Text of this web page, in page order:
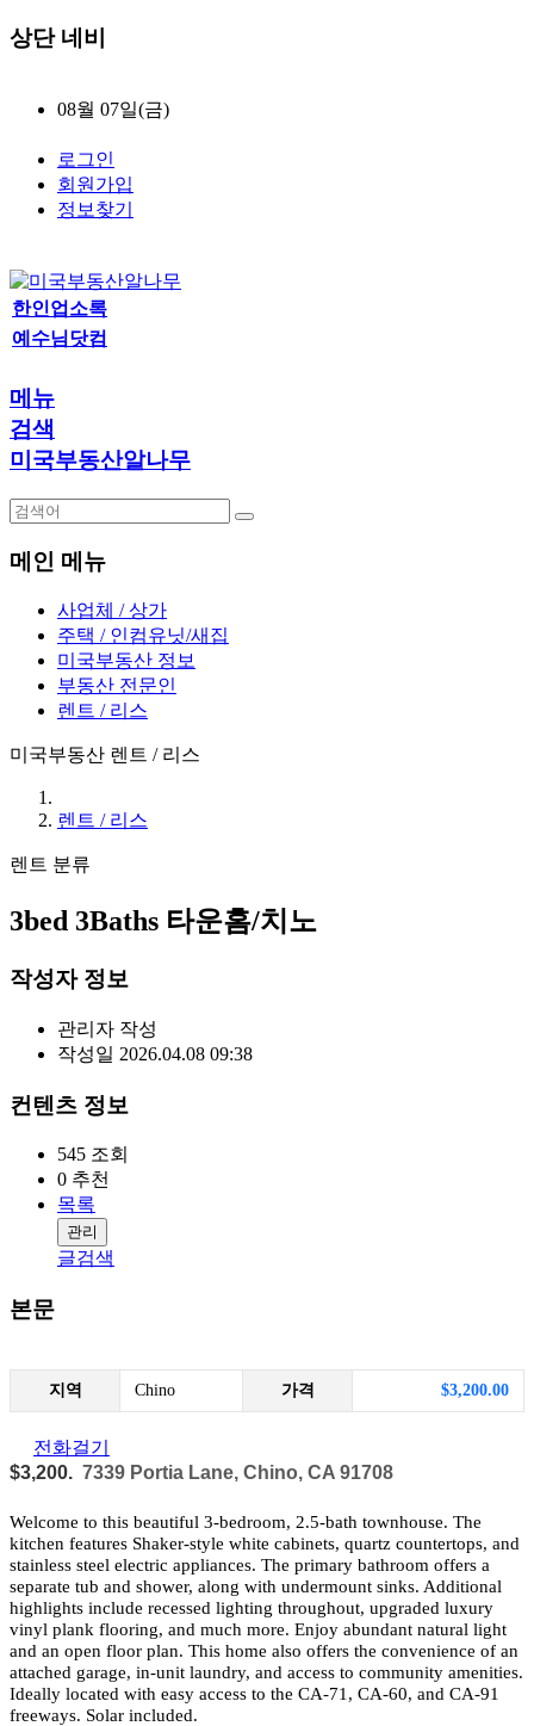
상단 네비
08월 07일(금)
로그인
회원가입
정보찾기
한인업소록
예수님닷컴
메뉴
검색
미국부동산알나무
메인 메뉴
사업체 / 상가
주택 / 인컴유닛/새집
미국부동산 정보
부동산 전문인
렌트 / 리스
미국부동산 렌트 / 리스
렌트 / 리스
렌트 분류
3bed 3Baths 타운홈/치노
작성자 정보
관리자 작성
작성일 2026.04.08 09:38
컨텐츠 정보
545 조회
0 추천
목록
관리
글검색
본문
지역 Chino 가격 $3,200.00
전화걸기
$3,200. 7339 Portia Lane, Chino, CA 91708
Welcome to this beautiful 3-bedroom, 2.5-bath townhouse. The
kitchen features Shaker-style white cabinets, quartz countertops, and
stainless steel electric appliances. The primary bathroom offers a
separate tub and shower, along with undermount sinks. Additional
highlights include recessed lighting throughout, upgraded luxury
vinyl plank flooring, and much more. Enjoy abundant natural light
and an open floor plan. This home also offers the convenience of an
attached garage, in-unit laundry, and access to community amenities.
Ideally located with easy access to the CA-71, CA-60, and CA-91
freeways. Solar included.